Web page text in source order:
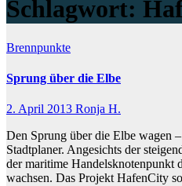
Schlagwort:
Brennpunkte
Sprung über die Elbe
2. April 2013 Ronja H.
Den Sprung über die Elbe wagen
Stadtplaner. Angesichts der
der maritime Handelsknotenpunkt
wachsen. Das Projekt HafenCity